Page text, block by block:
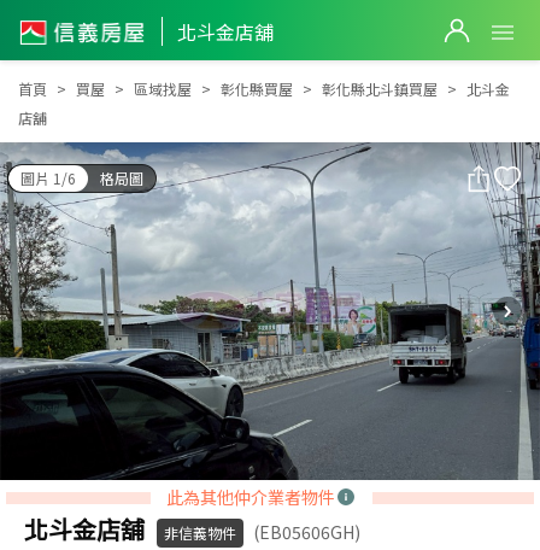
北斗金店舖
北斗金店舖
首頁 買屋 區域找屋 彰化縣買屋 彰化縣北斗鎮買屋
北斗金
店舖
圖片 1/6 格局圖
此為其他仲介業者物件
北斗金店舖 非信義物件
(EB05606GH)